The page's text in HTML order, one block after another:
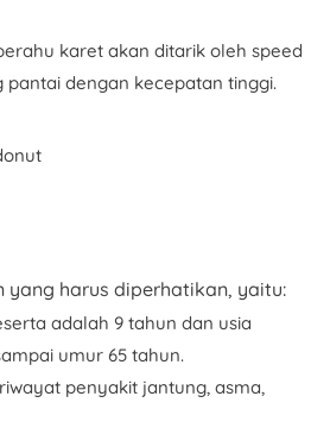
karet akan ditarik oleh speed
dengan kecepatan tinggi.
yang harus diperhatikan, yaitu:
adalah 9 tahun dan usia
umur 65 tahun.
penyakit jantung, asma,